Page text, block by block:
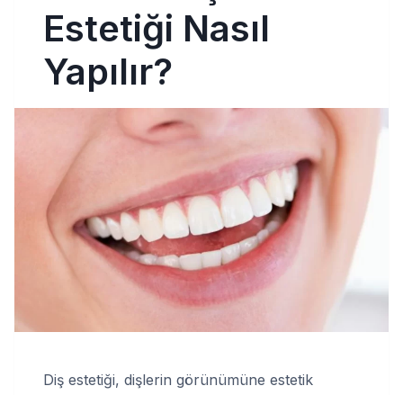
Estetiği Nasıl
Yapılır?
Diş estetiği, dişlerin görünümüne estetik